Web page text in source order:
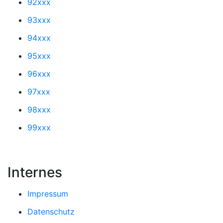
93xxx
94xxx
95xxx
96xxx
97xxx
98xxx
99xxx
Internes
Impressum
Datenschutz